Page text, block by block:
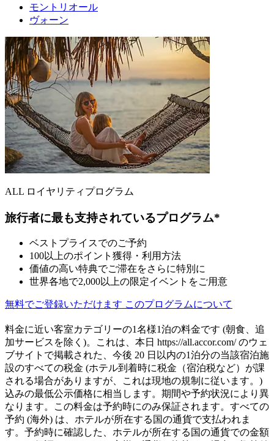
モントリオール
ヴォーン
ALL ロイヤリティプログラム
旅行者に最も支持されているプログラム*
ベストプライスでのご予約
100以上のポイント獲得・利用方法
価値の高い特典でご滞在をさらに特別に
世界各地で2,000以上の限定イベントをご用意
無料でご登録いただけます このプログラムについて
料金に近い客室カテゴリーの1名様1泊の料金です (朝食、追
加サービスを除く)。これは、本日 https://all.accor.com/ のウェ
ブサイトで掲載された、今後 20 日以内の1泊分の当該宿泊施
設のすべての税金 (ホテル到着時に税金（宿泊税など）が課
される場合がありますが、これは現地の規制に従います。)
込みの最低公示価格に相当します。期間や予約状況により異
なります。この料金は予約時にのみ保証されます。すべての
予約 (海外) は、ホテルが所在する国の通貨で支払われま
す。予約時に確認した、ホテルが所在する国の通貨での金額